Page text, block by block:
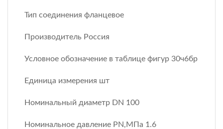
Тип соединения фланцевое
Производитель Россия
Условное обозначение в таблице фигур 30ч6бр
Единица измерения шт
Номинальный диаметр DN 100
Номинальное давление PN,МПа 1.6